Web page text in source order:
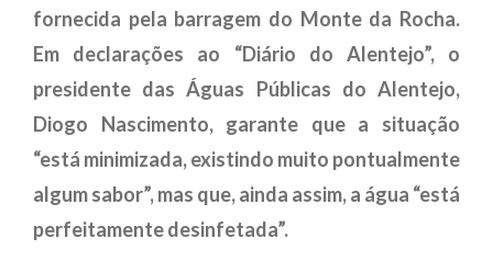
fornecida pela barragem do Monte da Rocha.
Em declarações ao “Diário do Alentejo”, o
presidente das Águas Públicas do Alentejo,
Diogo Nascimento, garante que a situação
“está minimizada, existindo muito pontualmente
algum sabor”, mas que, ainda assim, a água “está
perfeitamente desinfetada”.